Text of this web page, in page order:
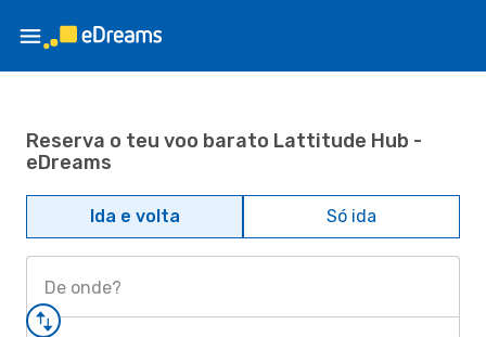
Reserva o teu voo barato Lattitude Hub -
eDreams
Ida e volta Só ida
De onde?